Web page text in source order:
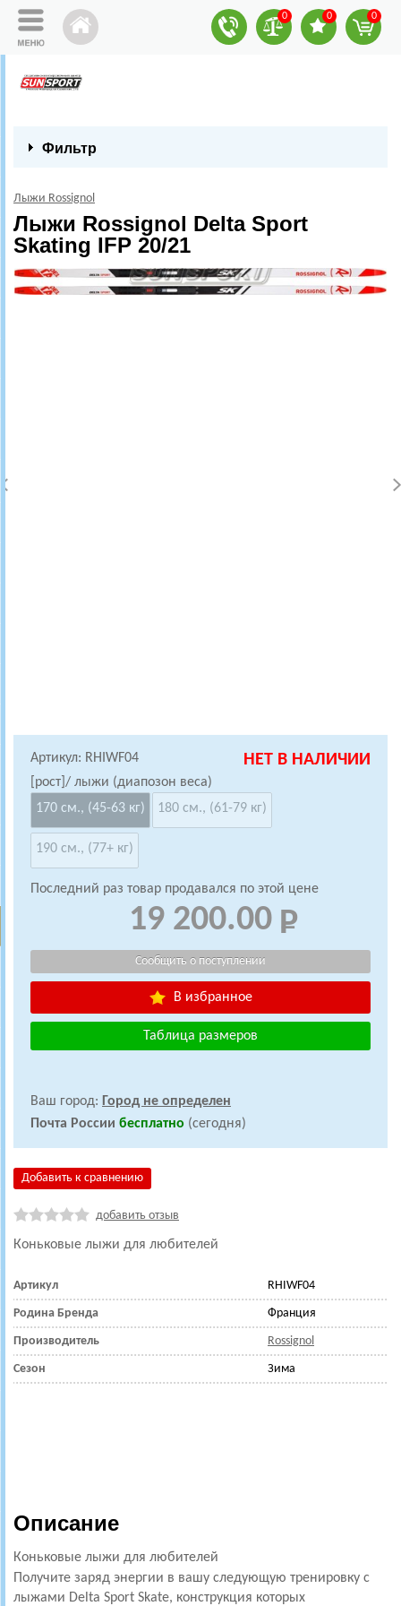
0 0 0
Фильтр
Лыжи Rossignol
Лыжи Rossignol Delta Sport
Skating IFP 20/21
Артикул: RHIWF04 НЕТ В НАЛИЧИИ
[рост]/ лыжи (диапозон веса)
170 см., (45-63 кг)
180 см., (61-79 кг)
190 см., (77+ кг)
Последний раз товар продавался по этой цене
19 200.00
В избранное
Таблица размеров
Ваш город: Город не определен
Почта России бесплатно (сегодня)
Добавить к сравнению
добавить отзыв
Коньковые лыжи для любителей
Артикул RHIWF04
Родина Бренда Франция
Производитель Rossignol
Сезон Зима
Описание
Коньковые лыжи для любителей
Получите заряд энергии в вашу следующую тренировку с
лыжами Delta Sport Skate, конструкция которых